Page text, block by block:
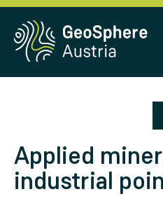
Applied
industrial